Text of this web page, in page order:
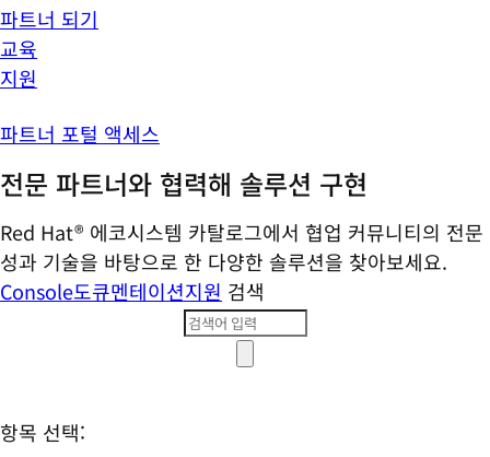
파트너 되기
교육
지원
파트너 포털 액세스
전문 파트너와 협력해 솔루션 구현
Red Hat® 에코시스템 카탈로그에서 협업 커뮤니티의 전문
성과 기술을 바탕으로 한 다양한 솔루션을 찾아보세요.
Console도큐멘테이션지원 검색
항목 선택: